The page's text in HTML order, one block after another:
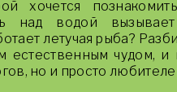
хочется
над водой
летучая рыба?
естественным чудом, и
но и просто